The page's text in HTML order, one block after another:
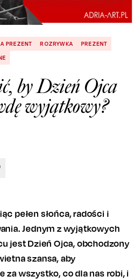
PREZENT ROZRYWKA
PREZENT
by Dzień Ojca
wyjątkowy?
pełen słońca, radości i
Jednym z wyjątkowych
jest Dzień Ojca, obchodzony
szansa, aby
za wszystko, co dla nas robi, i